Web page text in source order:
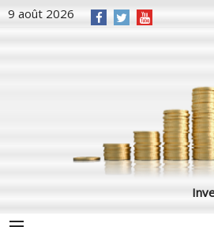
9 août 2026